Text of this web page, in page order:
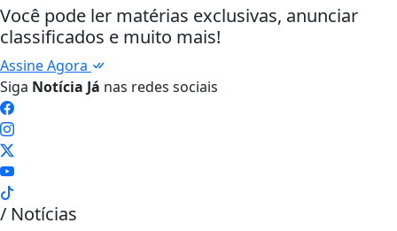
Você pode ler matérias exclusivas, anunciar
classificados e muito mais!
Assine Agora
Siga Notícia Já nas redes sociais
/ Notícias